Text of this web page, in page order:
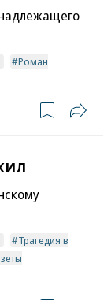
Роман
Трагедия в